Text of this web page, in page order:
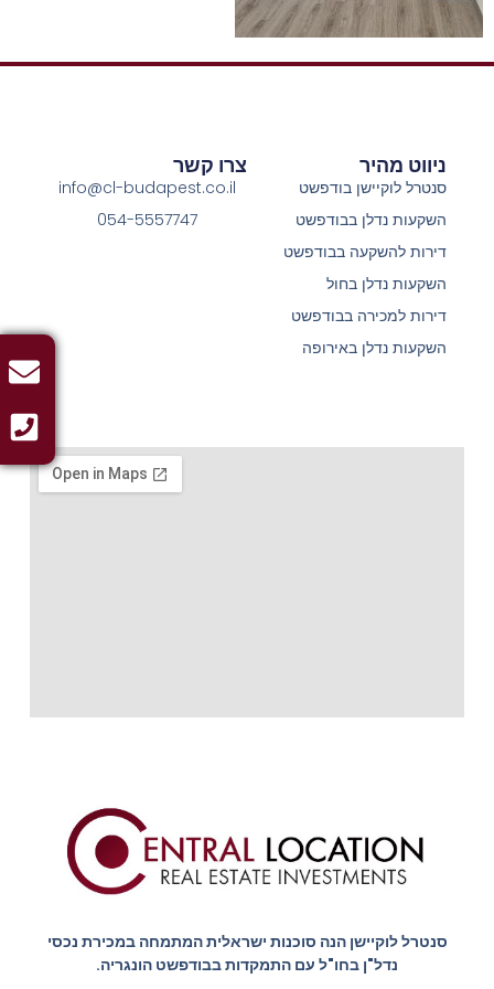
סנטרל לוקיישן הנה סוכנות ישראלית המתמחה במכירת נכסי
נדל"ן בחו"ל עם התמקדות בבודפשט הונגריה.
ניווט מהיר
סנטרל לוקיישן בודפשט
השקעות נדלן בבודפשט
דירות להשקעה בבודפשט
השקעות נדלן בחול
דירות למכירה בבודפשט
השקעות נדלן באירופה
צרו קשר
info@cl-budapest.co.il
054-5557747